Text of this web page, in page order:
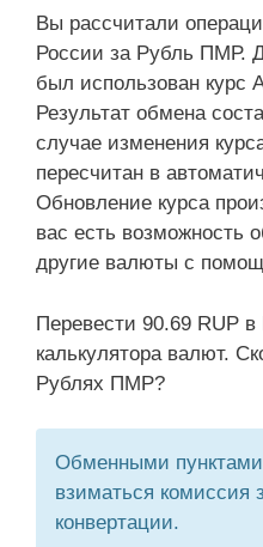
Вы рассчитали
России за Рубль ПМР.
был использован курс
Результат обмена
случае изменения
пересчитан в
Обновление курса
вас есть возможность
другие валюты с
Перевести 90.69 RUP
калькулятора валют.
Рублях ПМР?
Обменными
взиматься комиссия
конвертации.